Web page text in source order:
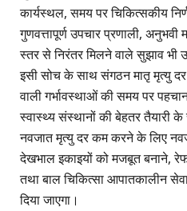
कार्यस्थल, समय पर चिकित्सकीय
गुणवत्तापूर्ण उपचार प्रणाली, अनुभवी
स्तर से निरंतर मिलने वाले सुझाव
इसी सोच के साथ संगठन मातृ मृत्यु
वाली गर्भावस्थाओं की समय पर
स्वास्थ्य संस्थानों की बेहतर तैयारी
नवजात मृत्यु दर कम करने के लिए
देखभाल इकाइयों को मजबूत बनाने,
तथा बाल चिकित्सा आपातकालीन
दिया जाएगा।